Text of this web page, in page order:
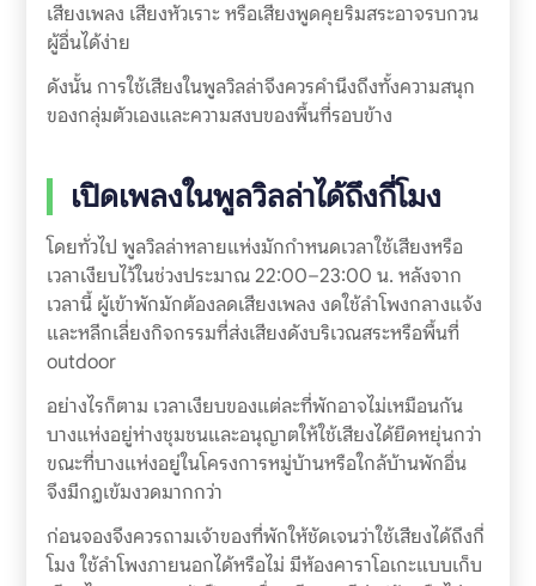
เสียงเพลง เสียงหัวเราะ หรือเสียงพูดคุยริมสระอาจรบกวน
ผู้อื่นได้ง่าย
ดังนั้น การใช้เสียงในพูลวิลล่าจึงควรคำนึงถึงทั้งความสนุก
ของกลุ่มตัวเองและความสงบของพื้นที่รอบข้าง
เปิดเพลงในพูลวิลล่าได้ถึงกี่โมง
โดยทั่วไป พูลวิลล่าหลายแห่งมักกำหนดเวลาใช้เสียงหรือ
เวลาเงียบไว้ในช่วงประมาณ 22:00–23:00 น. หลังจาก
เวลานี้ ผู้เข้าพักมักต้องลดเสียงเพลง งดใช้ลำโพงกลางแจ้ง
และหลีกเลี่ยงกิจกรรมที่ส่งเสียงดังบริเวณสระหรือพื้นที่
outdoor
อย่างไรก็ตาม เวลาเงียบของแต่ละที่พักอาจไม่เหมือนกัน
บางแห่งอยู่ห่างชุมชนและอนุญาตให้ใช้เสียงได้ยืดหยุ่นกว่า
ขณะที่บางแห่งอยู่ในโครงการหมู่บ้านหรือใกล้บ้านพักอื่น
จึงมีกฎเข้มงวดมากกว่า
ก่อนจองจึงควรถามเจ้าของที่พักให้ชัดเจนว่าใช้เสียงได้ถึงกี่
โมง ใช้ลำโพงภายนอกได้หรือไม่ มีห้องคาราโอเกะแบบเก็บ